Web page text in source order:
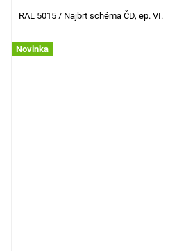
RAL 5015 / Najbrt schéma ČD, ep. VI.
Novinka